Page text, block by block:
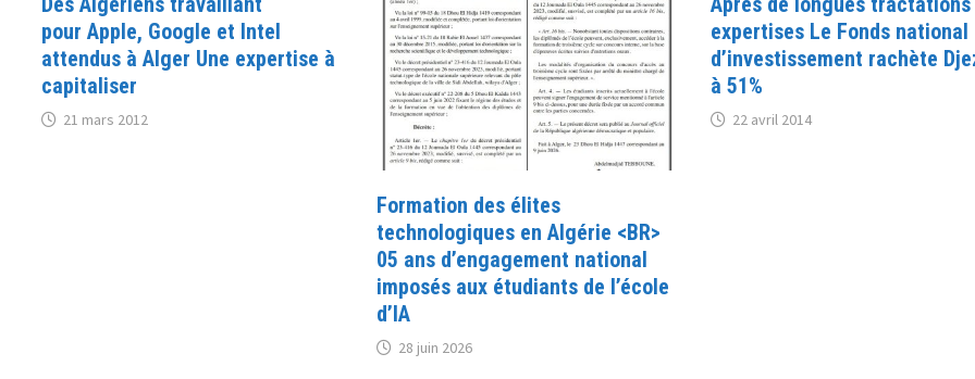
pour Apple, Google et Intel
attendus à Alger Une expertise à
capitaliser
21 mars 2012
Formation des élites
technologiques en Algérie <BR>
05 ans d’engagement national
imposés aux étudiants de l’école
d’IA
28 juin 2026
expertises Le Fonds national
d’investissement rachète
à 51%
22 avril 2014